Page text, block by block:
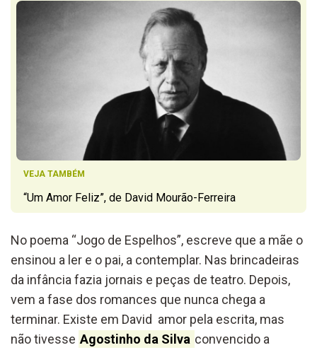
VEJA TAMBÉM
“Um Amor Feliz”, de David Mourão-Ferreira
No poema “Jogo de Espelhos”, escreve que a mãe o
ensinou a ler e o pai, a contemplar. Nas brincadeiras
da infância fazia jornais e peças de teatro. Depois,
vem a fase dos romances que nunca chega a
terminar. Existe em David amor pela escrita, mas
não tivesse Agostinho da Silva convencido a